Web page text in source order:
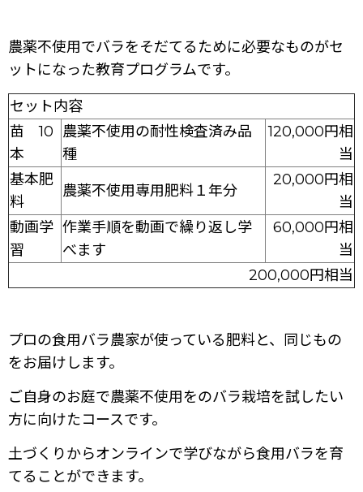
農薬不使用でバラをそだてるために必要なものがセ
ットになった教育プログラムです。
セット内容
苗 10
本
農薬不使用の耐性検査済み品
種
120,000円相
当
基本肥
料
農薬不使用専用肥料１年分
20,000円相
当
動画学
習
作業手順を動画で繰り返し学
べます
60,000円相
当
200,000円相当
プロの食用バラ農家が使っている肥料と、同じもの
をお届けします。
ご自身のお庭で農薬不使用をのバラ栽培を試したい
方に向けたコースです。
土づくりからオンラインで学びながら食用バラを育
てることができます。